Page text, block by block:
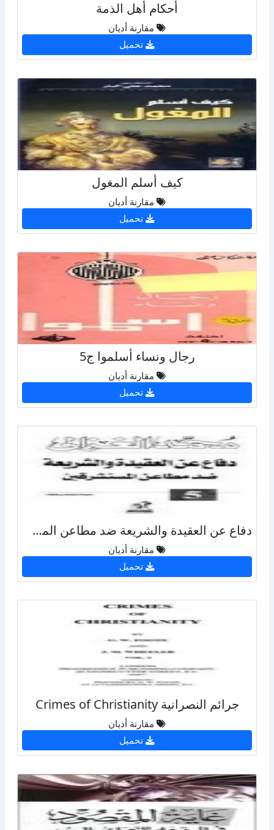
أحكام أهل الذمة
مقارنة أديان
تحميل
كيف أسلم المغول
مقارنة أديان
تحميل
رجال ونساء أسلموا ج5
مقارنة أديان
تحميل
دفاع عن العقيدة والشريعة ضد مطاعن المستشرقين
مقارنة أديان
تحميل
جرائم النصرانية Crimes of Christianity
مقارنة أديان
تحميل